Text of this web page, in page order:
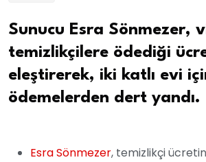
Sunucu Esra Sönmezer,
temizlikçilere ödediği
eleştirerek, iki katlı evi
ödemelerden dert yandı.
Esra Sönmezer, temizlikçi